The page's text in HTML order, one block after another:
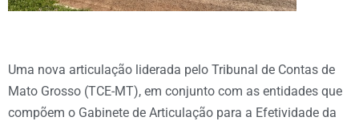
Uma nova articulação liderada pelo Tribunal de Contas de
Mato Grosso (TCE-MT), em conjunto com as entidades que
compõem o Gabinete de Articulação para a Efetividade da